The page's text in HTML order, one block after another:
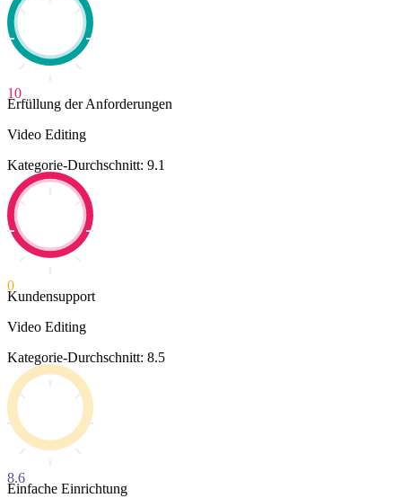
10
Erfüllung der Anforderungen
Video Editing
Kategorie-Durchschnitt: 9.1
0
Kundensupport
Video Editing
Kategorie-Durchschnitt: 8.5
8.6
Einfache Einrichtung